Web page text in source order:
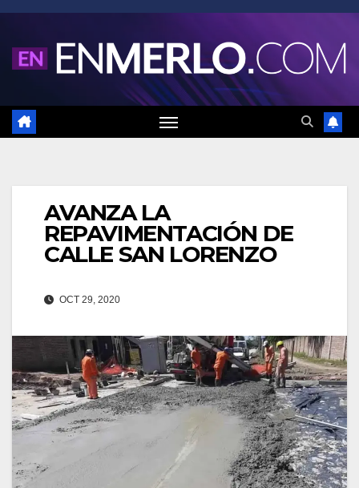
Saltar
contenido
AVANZA LA
REPAVIMENTACIÓN DE
CALLE SAN LORENZO
OCT 29, 2020